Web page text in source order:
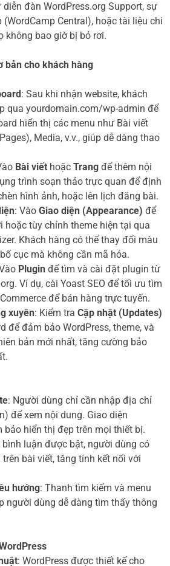
đàn WordPress.org Support, sự
(WordCamp Central), hoặc tài liệu chi
không bao giờ bị bỏ rơi.
bản cho khách hàng
: Sau khi nhận website, khách
qua yourdomain.com/wp-admin để
hiển thị các menu như Bài viết
Media, v.v., giúp dễ dàng thao
Bài viết hoặc Trang để thêm nội
trình soạn thảo trực quan để định
hình ảnh, hoặc lên lịch đăng bài.
: Vào Giao diện (Appearance) để
hoặc tùy chỉnh theme hiện tại qua
Khách hàng có thể thay đổi màu
cục mà không cần mã hóa.
Plugin để tìm và cài đặt plugin từ
Ví dụ, cài Yoast SEO để tối ưu tìm
để bán hàng trực tuyến.
xuyên: Kiểm tra Cập nhật (Updates)
để đảm bảo WordPress, theme, và
bản mới nhất, tăng cường bảo
: Người dùng chỉ cần nhập địa chỉ
để xem nội dung. Giao diện
bảo hiển thị đẹp trên mọi thiết bị.
bình luận được bật, người dùng có
bài viết, tăng tính kết nối với
hướng: Thanh tìm kiếm và menu
người dùng dễ dàng tìm thấy thông
: WordPress được thiết kế cho